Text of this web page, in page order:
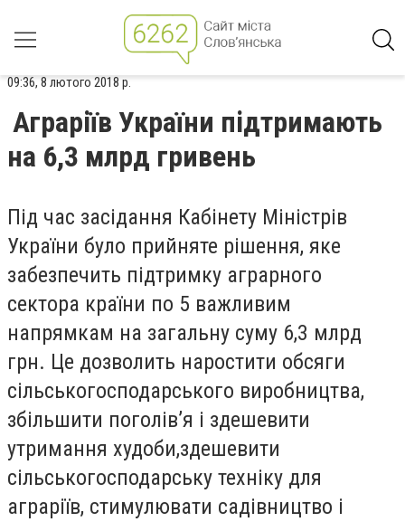
09:36, 8 лютого 2018 р.
Аграріїв України підтримають
на 6,3 млрд гривень
Під час засідання Кабінету Міністрів
України було прийняте рішення, яке
забезпечить підтримку аграрного
сектора країни по 5 важливим
напрямкам на загальну суму 6,3 млрд
грн. Це дозволить наростити обсяги
сільськогосподарського виробництва,
збільшити поголів’я і здешевити
утримання худоби,здешевити
сільськогосподарську техніку для
аграріїв, стимулювати садівництво і